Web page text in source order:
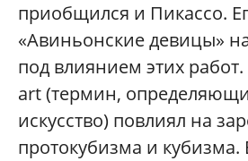
приобщился и Пикассо.
«Авиньонские девицы»
под влиянием этих
art (термин,
искусство) повлиял на
протокубизма и кубизма.